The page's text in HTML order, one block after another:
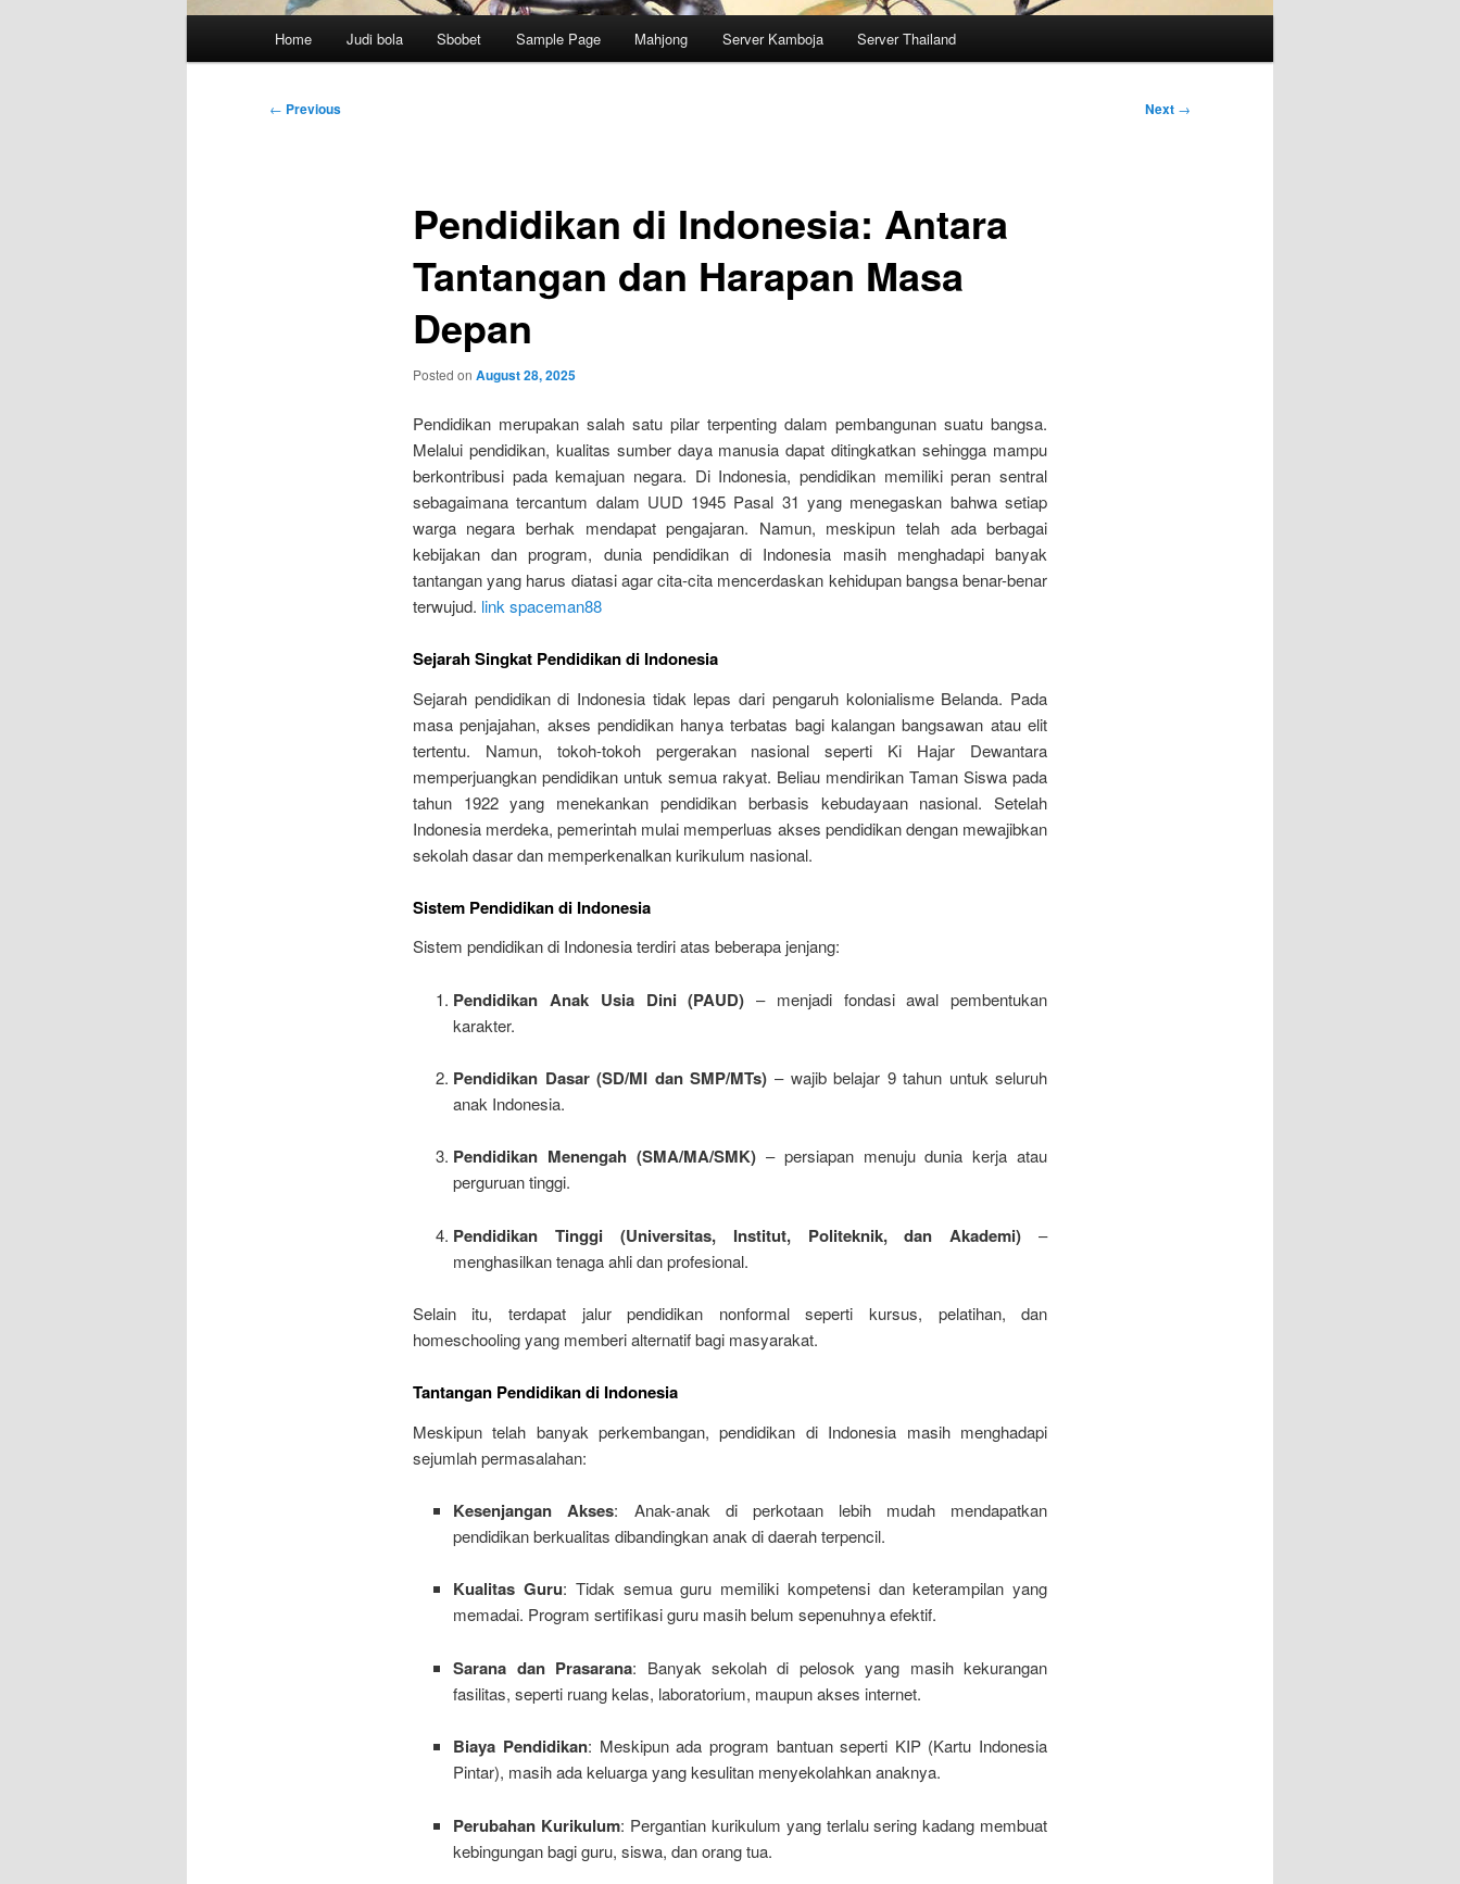
Home Judi bola Sbobet Sample Page Mahjong Server Kamboja Server Thailand
Post
← Previous Next →
Pendidikan di Indonesia: Antara
Tantangan dan Harapan Masa
Depan
Posted on August 28, 2025
Pendidikan merupakan salah satu pilar terpenting dalam pembangunan suatu bangsa.
Melalui pendidikan, kualitas sumber daya manusia dapat ditingkatkan sehingga mampu
berkontribusi pada kemajuan negara. Di Indonesia, pendidikan memiliki peran sentral
sebagaimana tercantum dalam UUD 1945 Pasal 31 yang menegaskan bahwa setiap
warga negara berhak mendapat pengajaran. Namun, meskipun telah ada berbagai
kebijakan dan program, dunia pendidikan di Indonesia masih menghadapi banyak
tantangan yang harus diatasi agar cita-cita mencerdaskan kehidupan bangsa benar-benar
terwujud. link spaceman88
Sejarah Singkat Pendidikan di Indonesia
Sejarah pendidikan di Indonesia tidak lepas dari pengaruh kolonialisme Belanda. Pada
masa penjajahan, akses pendidikan hanya terbatas bagi kalangan bangsawan atau elit
tertentu. Namun, tokoh-tokoh pergerakan nasional seperti Ki Hajar Dewantara
memperjuangkan pendidikan untuk semua rakyat. Beliau mendirikan Taman Siswa pada
tahun 1922 yang menekankan pendidikan berbasis kebudayaan nasional. Setelah
Indonesia merdeka, pemerintah mulai memperluas akses pendidikan dengan mewajibkan
sekolah dasar dan memperkenalkan kurikulum nasional.
Sistem Pendidikan di Indonesia
Sistem pendidikan di Indonesia terdiri atas beberapa jenjang:
Pendidikan Anak Usia Dini (PAUD) – menjadi fondasi awal pembentukan
karakter.
Pendidikan Dasar (SD/MI dan SMP/MTs) – wajib belajar 9 tahun untuk seluruh
anak Indonesia.
Pendidikan Menengah (SMA/MA/SMK) – persiapan menuju dunia kerja atau
perguruan tinggi.
Pendidikan Tinggi (Universitas, Institut, Politeknik, dan Akademi) –
menghasilkan tenaga ahli dan profesional.
Selain itu, terdapat jalur pendidikan nonformal seperti kursus, pelatihan, dan
homeschooling yang memberi alternatif bagi masyarakat.
Tantangan Pendidikan di Indonesia
Meskipun telah banyak perkembangan, pendidikan di Indonesia masih menghadapi
sejumlah permasalahan:
Kesenjangan Akses: Anak-anak di perkotaan lebih mudah mendapatkan
pendidikan berkualitas dibandingkan anak di daerah terpencil.
Kualitas Guru: Tidak semua guru memiliki kompetensi dan keterampilan yang
memadai. Program sertifikasi guru masih belum sepenuhnya efektif.
Sarana dan Prasarana: Banyak sekolah di pelosok yang masih kekurangan
fasilitas, seperti ruang kelas, laboratorium, maupun akses internet.
Biaya Pendidikan: Meskipun ada program bantuan seperti KIP (Kartu Indonesia
Pintar), masih ada keluarga yang kesulitan menyekolahkan anaknya.
Perubahan Kurikulum: Pergantian kurikulum yang terlalu sering kadang membuat
kebingungan bagi guru, siswa, dan orang tua.